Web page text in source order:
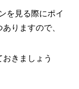
を見る際にポイ
りますので、
きましょう